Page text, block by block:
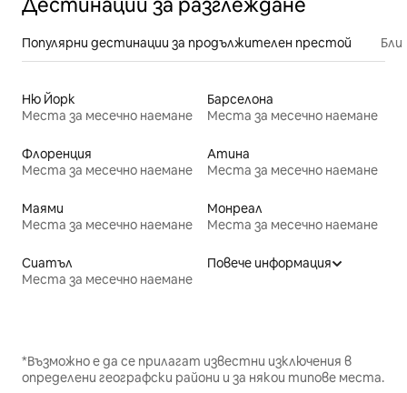
Популярни дестинации за продължителен престой
Ню Йорк
Места за месечно наемане
Барселона
Места за месечно наемане
Флоренция
Места за месечно наемане
Атина
Места за месечно наемане
Маями
Места за месечно наемане
Монреал
Места за месечно наемане
Сиатъл
Места за месечно наемане
Повече информация
*Възможно е да се прилагат известни изключения в
определени географски райони и за някои типове места.